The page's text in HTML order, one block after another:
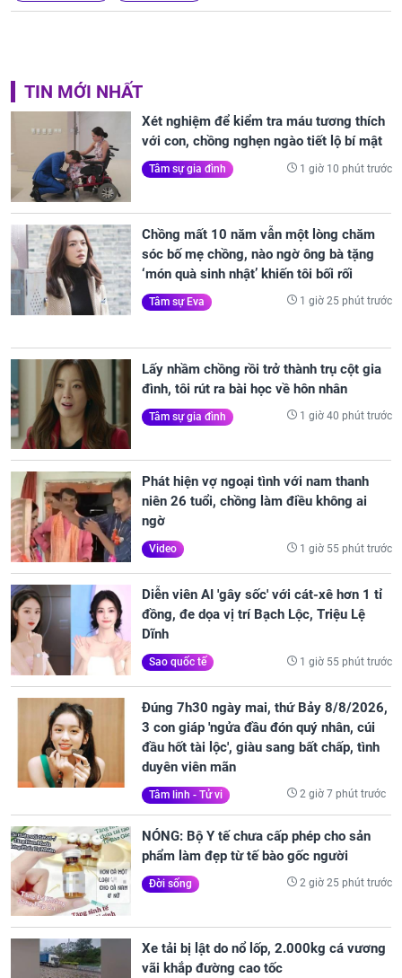
TIN MỚI NHẤT
Xét nghiệm để kiểm tra máu tương thích
với con, chồng nghẹn ngào tiết lộ bí mật
Tâm sự gia đình 1 giờ 10 phút trước
Chồng mất 10 năm vẫn một lòng chăm
sóc bố mẹ chồng, nào ngờ ông bà tặng
‘món quà sinh nhật’ khiến tôi bối rối
Tâm sự Eva 1 giờ 25 phút trước
Lấy nhầm chồng rồi trở thành trụ cột gia
đình, tôi rút ra bài học về hôn nhân
Tâm sự gia đình 1 giờ 40 phút trước
Phát hiện vợ ngoại tình với nam thanh
niên 26 tuổi, chồng làm điều không ai
ngờ
Video 1 giờ 55 phút trước
Diễn viên AI 'gây sốc' với cát-xê hơn 1 tỉ
đồng, đe dọa vị trí Bạch Lộc, Triệu Lệ
Dĩnh
Sao quốc tế 1 giờ 55 phút trước
Đúng 7h30 ngày mai, thứ Bảy 8/8/2026,
3 con giáp 'ngửa đầu đón quý nhân, cúi
đầu hốt tài lộc', giàu sang bất chấp, tình
duyên viên mãn
Tâm linh - Tử vi 2 giờ 7 phút trước
NÓNG: Bộ Y tế chưa cấp phép cho sản
phẩm làm đẹp từ tế bào gốc người
Đời sống 2 giờ 25 phút trước
Xe tải bị lật do nổ lốp, 2.000kg cá vương
vãi khắp đường cao tốc